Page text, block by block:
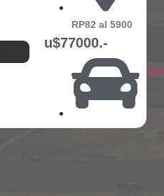
RP82 al 5900
u$77000.-